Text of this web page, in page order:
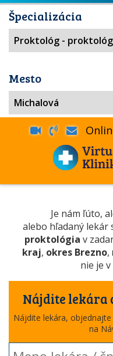
Špecializácia
Mesto
Je nám ľúto,
alebo hľadaný lekár
proktológia v
kraj, okres Brezno,
nie je
Nájdite lekára
Nájdite lekára,
na